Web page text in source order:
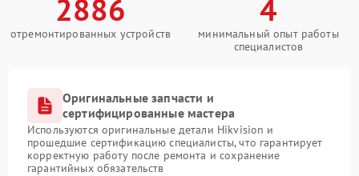
2886
отремонтированных устройств
4
минимальный опыт работы
специалистов
Оригинальные запчасти и
сертифицированные мастера
Используются оригинальные детали Hikvision и
прошедшие сертификацию специалисты, что гарантирует
корректную работу после ремонта и сохранение
гарантийных обязательств